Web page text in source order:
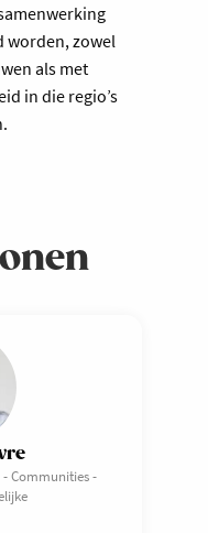
worden, zowel
als met
in die regio’s
Communities -